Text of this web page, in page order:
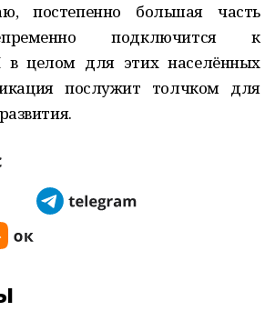
постепенно большая часть
подключится к
в целом для этих населённых
послужит толчком для